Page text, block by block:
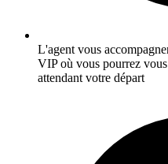
L'agent vous
VIP où vous pourrez
attendant votre départ